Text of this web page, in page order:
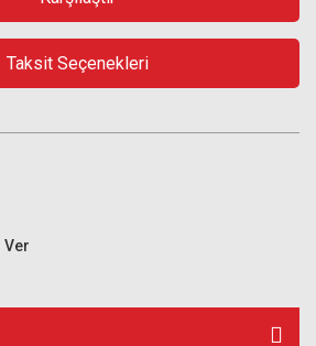
Taksit Seçenekleri
Ver